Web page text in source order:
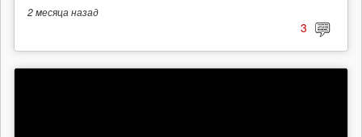
2 месяцаназад
3